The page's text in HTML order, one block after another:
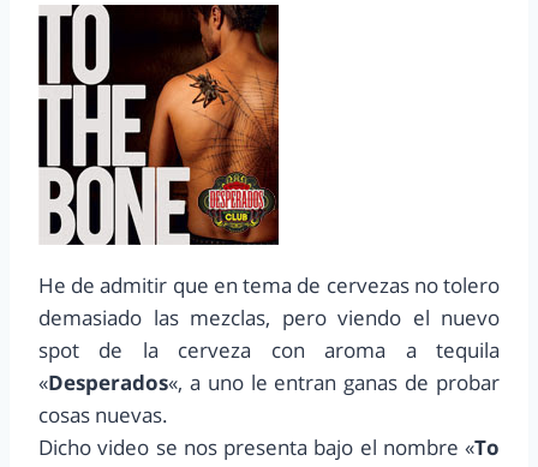
He de admitir que en tema de cervezas no tolero
demasiado las mezclas, pero viendo el nuevo
spot de la cerveza con aroma a tequila
«Desperados«, a uno le entran ganas de probar
cosas nuevas.
Dicho video se nos presenta bajo el nombre «To